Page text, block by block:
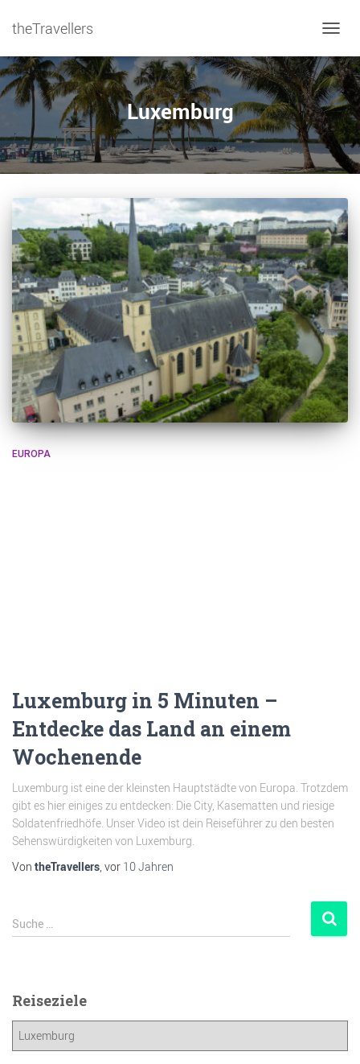
theTravellers
Luxemburg
EUROPA
Luxemburg in 5 Minuten –
Entdecke das Land an einem
Wochenende
Luxemburg ist eine der kleinsten Hauptstädte von Europa. Trotzdem
gibt es hier einiges zu entdecken: Die City, Kasematten und riesige
Soldatenfriedhöfe. Unser Video ist dein Reiseführer zu den besten
Sehenswürdigkeiten von Luxemburg.
Von theTravellers , vor 10 Jahren
Suche …
Reiseziele